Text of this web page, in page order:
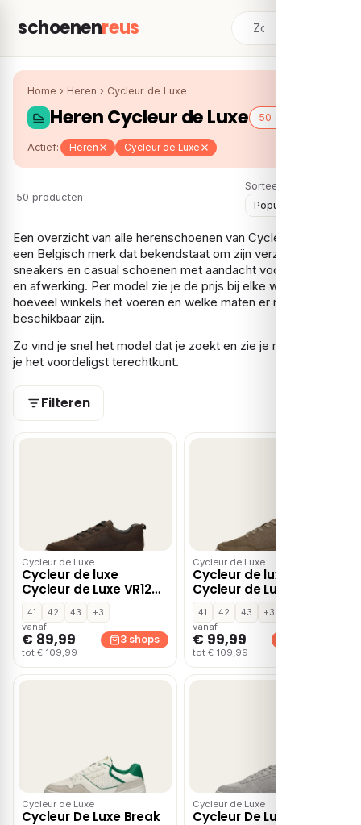
schoenenreus
Home › Heren › Cycleur de Luxe
Heren Cycleur de Luxe 50 schoenen
Actief: Heren Cycleur de Luxe
50 producten
Sorteer:
Een overzicht van alle herenschoenen van Cycleur de Luxe,
een Belgisch merk dat bekendstaat om zijn verzorgde
sneakers en casual schoenen met aandacht voor materiaal
en afwerking. Per model zie je de prijs bij elke webshop,
hoeveel winkels het voeren en welke maten er nog
beschikbaar zijn.
Zo vind je snel het model dat je zoekt en zie je meteen waar
je het voordeligst terechtkunt.
Filteren
Cycleur de Luxe
Cycleur de luxe
Cycleur de Luxe VR12
Sneakers bruin Suede
41 42 43
+3
vanaf
€ 89,99
tot € 109,99
3 shops
Cycleur de Luxe
Cycleur de luxe
Cycleur de Luxe VR12
Sneakers taupe Suede
41 42 43
+3
vanaf
€ 99,99
tot € 109,99
Cycleur de Luxe
Cycleur De Luxe Break
Cycleur de Luxe
Cycleur De Luxe Nd11 –